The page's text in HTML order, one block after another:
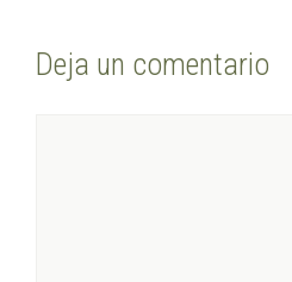
Deja un comentario